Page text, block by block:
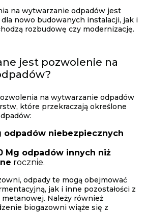
na wytwarzanie odpadów jest
nowo budowanych instalacji, jak i
rozbudowę czy modernizację.
jest pozwolenie na
na wytwarzanie odpadów
które przekraczają określone
odpadów niebezpiecznych
Mg odpadów innych niż
rocznie.
odpady te mogą obejmować
jak i inne pozostałości z
Należy również
biogazowni wiąże się z